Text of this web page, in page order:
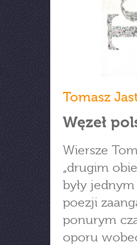
Tomasz
Węzeł
Wiersze
„drugim
były
poezji
ponurym
oporu